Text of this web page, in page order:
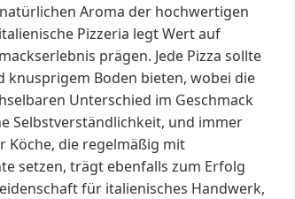
Aroma der hochwertigen
Pizzeria legt Wert auf
prägen. Jede Pizza sollte
knusprigem Boden bieten, wobei die
Unterschied im Geschmack
Selbstverständlichkeit, und immer
Köche, die regelmäßig mit
setzen, trägt ebenfalls zum Erfolg
für italienisches Handwerk,